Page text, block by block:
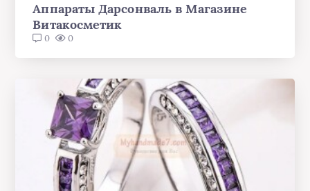
Аппараты Дарсонваль в Магазине
Витакосметик
0 0